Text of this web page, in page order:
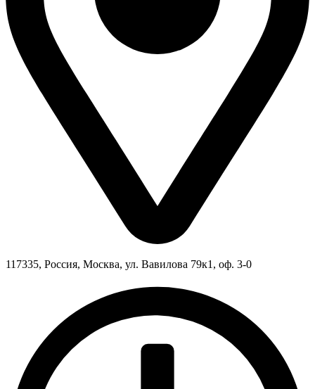
117335, Россия, Москва, ул. Вавилова 79к1, оф. 3-0